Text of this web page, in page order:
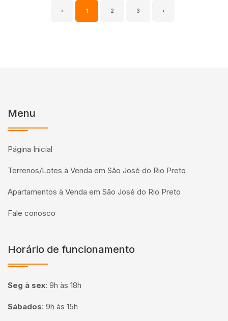
‹ 1 2 3 ›
Menu
Página Inicial
Terrenos/Lotes à Venda em São José do Rio Preto
Apartamentos à Venda em São José do Rio Preto
Fale conosco
Horário de funcionamento
Seg à sex: 9h às 18h
Sábados: 9h às 15h